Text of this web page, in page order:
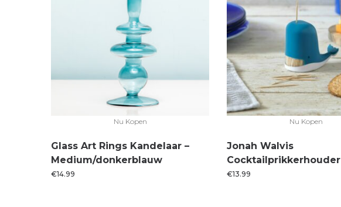
Nu Kopen
Glass Art Rings Kandelaar –
Medium/donkerblauw
€14.99
Nu Kopen
Jonah Walvis
Cocktailprikkerhouder
€13.99